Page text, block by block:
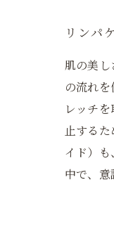
リンパ
肌の美
の流れ
レッチ
止する
イド）
中で、意